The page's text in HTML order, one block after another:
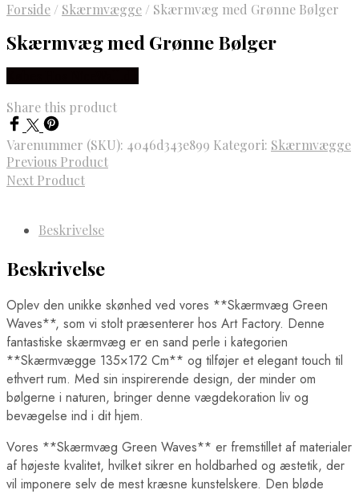
Forside / Skærmvægge / Skærmvæg med Grønne Bølger
Skærmvæg med Grønne Bølger
Share this product
Varenummer (SKU): 4046d343e899 Kategori: Skærmvægge
Previous Product
Next Product
Beskrivelse
Beskrivelse
Oplev den unikke skønhed ved vores **Skærmvæg Green
Waves**, som vi stolt præsenterer hos Art Factory. Denne
fantastiske skærmvæg er en sand perle i kategorien
**Skærmvægge 135×172 Cm** og tilføjer et elegant touch til
ethvert rum. Med sin inspirerende design, der minder om
bølgerne i naturen, bringer denne vægdekoration liv og
bevægelse ind i dit hjem.
Vores **Skærmvæg Green Waves** er fremstillet af materialer
af højeste kvalitet, hvilket sikrer en holdbarhed og æstetik, der
vil imponere selv de mest kræsne kunstelskere. Den bløde